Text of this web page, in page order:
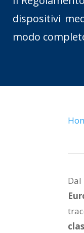
dispositivi
modo